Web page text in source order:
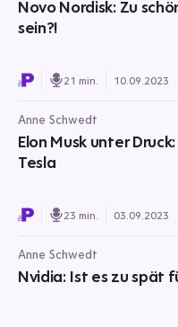
Novo Nordisk: Zu
sein?!
21 min. 10.09.2023
Anne Schwedt
Elon Musk unter
Tesla
23 min. 03.09.2023
Anne Schwedt
Nvidia: Ist es zu spät